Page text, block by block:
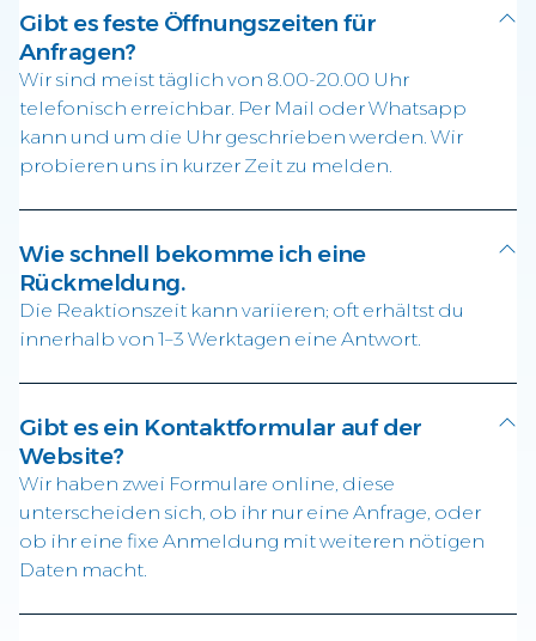
Gibt es feste Öffnungszeiten für
Anfragen?
Wir sind meist täglich von 8.00-20.00 Uhr
telefonisch erreichbar. Per Mail oder Whatsapp
kann und um die Uhr geschrieben werden. Wir
probieren uns in kurzer Zeit zu melden.
Wie schnell bekomme ich eine
Rückmeldung.
Die Reaktionszeit kann variieren; oft erhältst du
innerhalb von 1–3 Werktagen eine Antwort.
Gibt es ein Kontaktformular auf der
Website?
Wir haben zwei Formulare online, diese
unterscheiden sich, ob ihr nur eine Anfrage, oder
ob ihr eine fixe Anmeldung mit weiteren nötigen
Daten macht.